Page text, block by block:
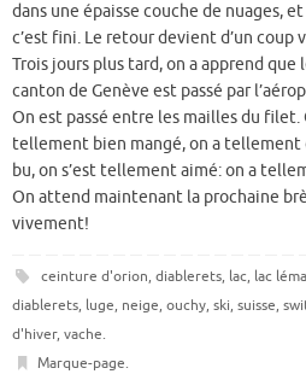
dans une épaisse couche de nuages,
c’est fini. Le retour devient d’un coup
Trois jours plus tard, on a apprend que
canton de Genève est passé par
On est passé entre les mailles du
tellement bien mangé, on a
bu, on s’est tellement aimé: on a
On attend maintenant la prochaine
vivement!
ceinture d'orion, diablerets, lac, lac
diablerets, luge, neige, ouchy, ski, suisse,
d'hiver, vache.
Marque-page.